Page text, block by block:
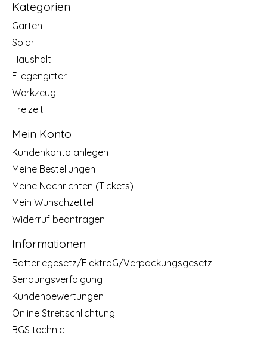
Kategorien
Garten
Solar
Haushalt
Fliegengitter
Werkzeug
Freizeit
Mein Konto
Kundenkonto anlegen
Meine Bestellungen
Meine Nachrichten (Tickets)
Mein Wunschzettel
Widerruf beantragen
Informationen
Batteriegesetz/ElektroG/Verpackungsgesetz
Sendungsverfolgung
Kundenbewertungen
Online Streitschlichtung
BGS technic